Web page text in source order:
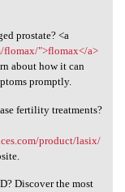
prostate? <a
">flomax</a>
about how it can
promptly.
fertility treatments?
product/lasix/
Discover the most